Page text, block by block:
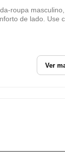
Fechar
0006-73
Ver
roupa
de lado.